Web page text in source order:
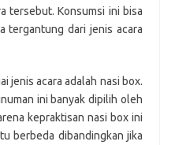
tersebut. Konsumsi ini bisa
tergantung dari jenis acara
jenis acara adalah nasi box.
ini banyak dipilih oleh
kepraktisan nasi box ini
berbeda dibandingkan jika